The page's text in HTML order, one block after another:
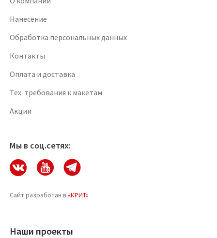
Нанесение
Обработка персональных данных
Контакты
Оплата и доставка
Тех. требования к макетам
Акции
Мы в соц.сетях:
Сайт разработан в «КРИТ»
Наши проекты